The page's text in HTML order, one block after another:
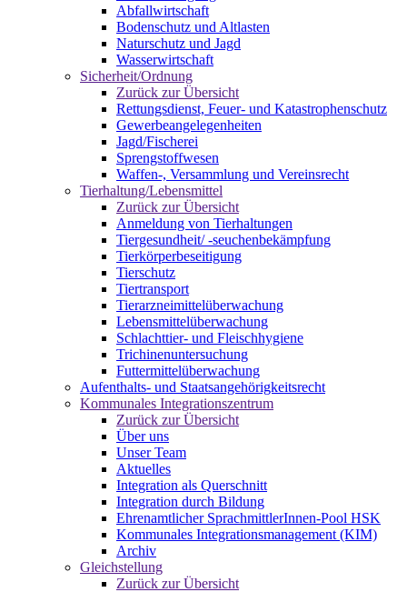
Abfallwirtschaft
Bodenschutz und Altlasten
Naturschutz und Jagd
Wasserwirtschaft
Sicherheit/Ordnung
Zurück zur Übersicht
Rettungsdienst, Feuer- und Katastrophenschutz
Gewerbeangelegenheiten
Jagd/Fischerei
Sprengstoffwesen
Waffen-, Versammlung und Vereinsrecht
Tierhaltung/Lebensmittel
Zurück zur Übersicht
Anmeldung von Tierhaltungen
Tiergesundheit/ -seuchenbekämpfung
Tierkörperbeseitigung
Tierschutz
Tiertransport
Tierarzneimittelüberwachung
Lebensmittelüberwachung
Schlachttier- und Fleischhygiene
Trichinenuntersuchung
Futtermittelüberwachung
Aufenthalts- und Staatsangehörigkeitsrecht
Kommunales Integrationszentrum
Zurück zur Übersicht
Über uns
Unser Team
Aktuelles
Integration als Querschnitt
Integration durch Bildung
Ehrenamtlicher SprachmittlerInnen-Pool HSK
Kommunales Integrationsmanagement (KIM)
Archiv
Gleichstellung
Zurück zur Übersicht